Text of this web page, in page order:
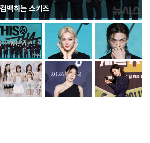
컴백하는 스키즈
지석천 뒤덮은 개구리밥